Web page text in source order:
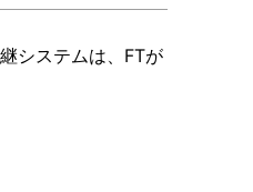
システムは、FTが